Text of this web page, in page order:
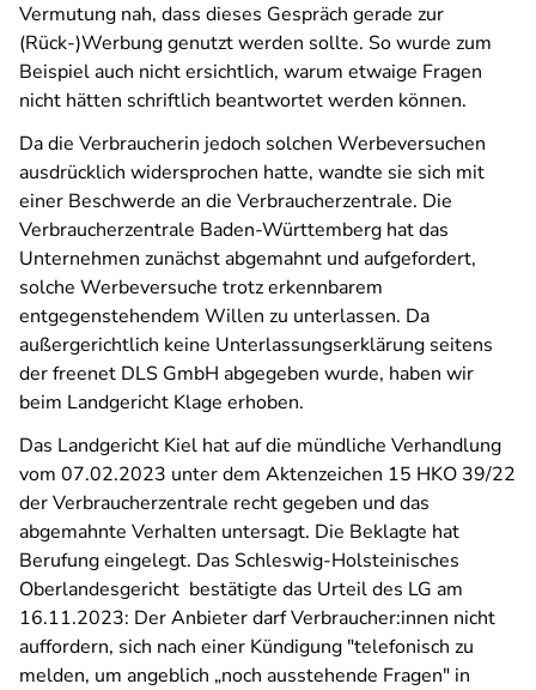
Vermutung nah, dass dieses Gespräch gerade zur
(Rück-)Werbung genutzt werden sollte. So wurde zum
Beispiel auch nicht ersichtlich, warum etwaige Fragen
nicht hätten schriftlich beantwortet werden können.
Da die Verbraucherin jedoch solchen Werbeversuchen
ausdrücklich widersprochen hatte, wandte sie sich mit
einer Beschwerde an die Verbraucherzentrale. Die
Verbraucherzentrale Baden-Württemberg hat das
Unternehmen zunächst abgemahnt und aufgefordert,
solche Werbeversuche trotz erkennbarem
entgegenstehendem Willen zu unterlassen. Da
außergerichtlich keine Unterlassungserklärung seitens
der freenet DLS GmbH abgegeben wurde, haben wir
beim Landgericht Klage erhoben.
Das Landgericht Kiel hat auf die mündliche Verhandlung
vom 07.02.2023 unter dem Aktenzeichen 15 HKO 39/22
der Verbraucherzentrale recht gegeben und das
abgemahnte Verhalten untersagt. Die Beklagte hat
Berufung eingelegt. Das Schleswig-Holsteinisches
Oberlandesgericht bestätigte das Urteil des LG am
16.11.2023: Der Anbieter darf Verbraucher:innen nicht
auffordern, sich nach einer Kündigung "telefonisch zu
melden, um angeblich „noch ausstehende Fragen" in